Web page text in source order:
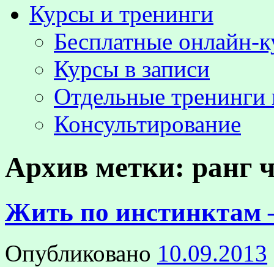
Курсы и тренинги
Бесплатные онлайн-
Курсы в записи
Отдельные тренинги
Консультирование
Архив метки: ранг
Жить по инстинктам
Опубликовано 10.09.2013